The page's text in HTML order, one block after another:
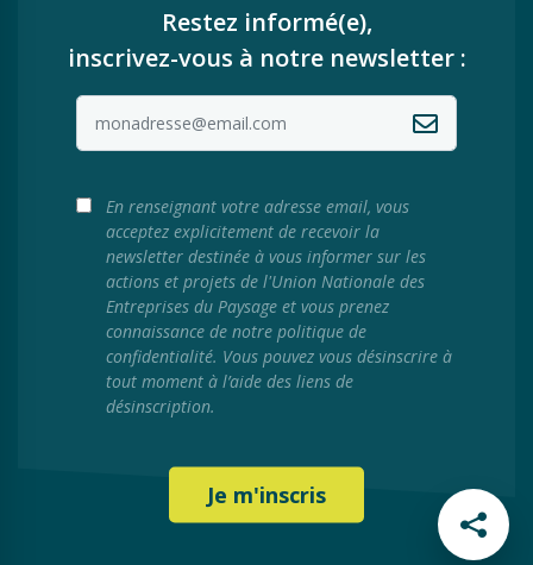
Restez informé(e),
inscrivez-vous à notre newsletter :
En renseignant votre adresse email, vous
acceptez explicitement de recevoir la
newsletter destinée à vous informer sur les
actions et projets de l'Union Nationale des
Entreprises du Paysage et vous prenez
connaissance de notre politique de
confidentialité. Vous pouvez vous désinscrire à
tout moment à l’aide des liens de
désinscription.